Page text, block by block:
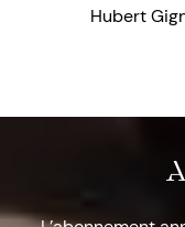
Hubert